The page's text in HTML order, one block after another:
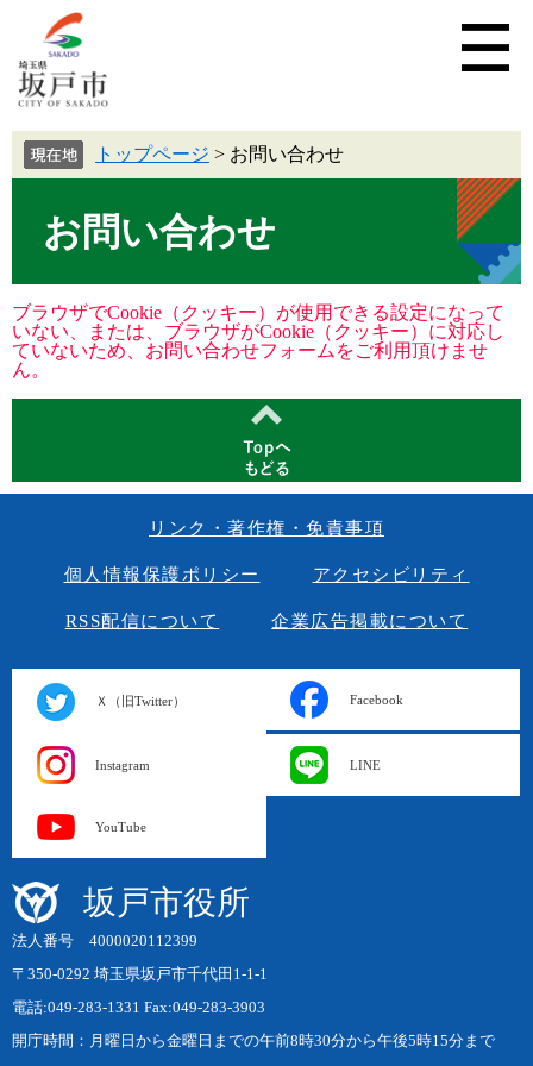
トップページ > お問い合わせ
お問い合わせ
ブラウザでCookie（クッキー）が使用できる設定になって
いない、または、ブラウザがCookie（クッキー）に対応し
ていないため、お問い合わせフォームをご利用頂けませ
ん。
リンク・著作権・免責事項
個人情報保護ポリシー アクセシビリティ
RSS配信について 企業広告掲載について
Ｘ（旧Twitter） Facebook
Instagram LINE
YouTube
坂戸市役所
法人番号 4000020112399
〒350-0292 埼玉県坂戸市千代田1-1-1
電話:049-283-1331 Fax:049-283-3903
開庁時間：月曜日から金曜日までの午前8時30分から午後5時15分まで